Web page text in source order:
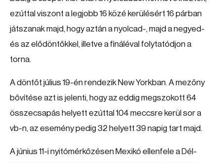
ezúttal viszont a legjobb 16 közé kerülésért 16 párban
játszanak majd, hogy aztán a nyolcad-, majd a negyed-
és az elődöntőkkel, illetve a fináléval folytatódjon a
torna.
A döntőt július 19-én rendezik New Yorkban. A mezőny
bővítése azt is jelenti, hogy az eddig megszokott 64
összecsapás helyett ezúttal 104 meccsre kerül sor a
vb-n, az esemény pedig 32 helyett 39 napig tart majd.
A június 11-i nyitómérkőzésen Mexikó ellenfele a Dél-